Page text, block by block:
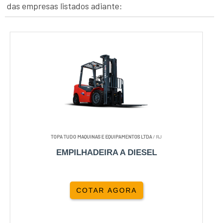
das empresas listados adiante:
TOPA TUDO MAQUINAS E EQUIPAMENTOS LTDA/ RJ
EMPILHADEIRA A DIESEL
COTAR AGORA